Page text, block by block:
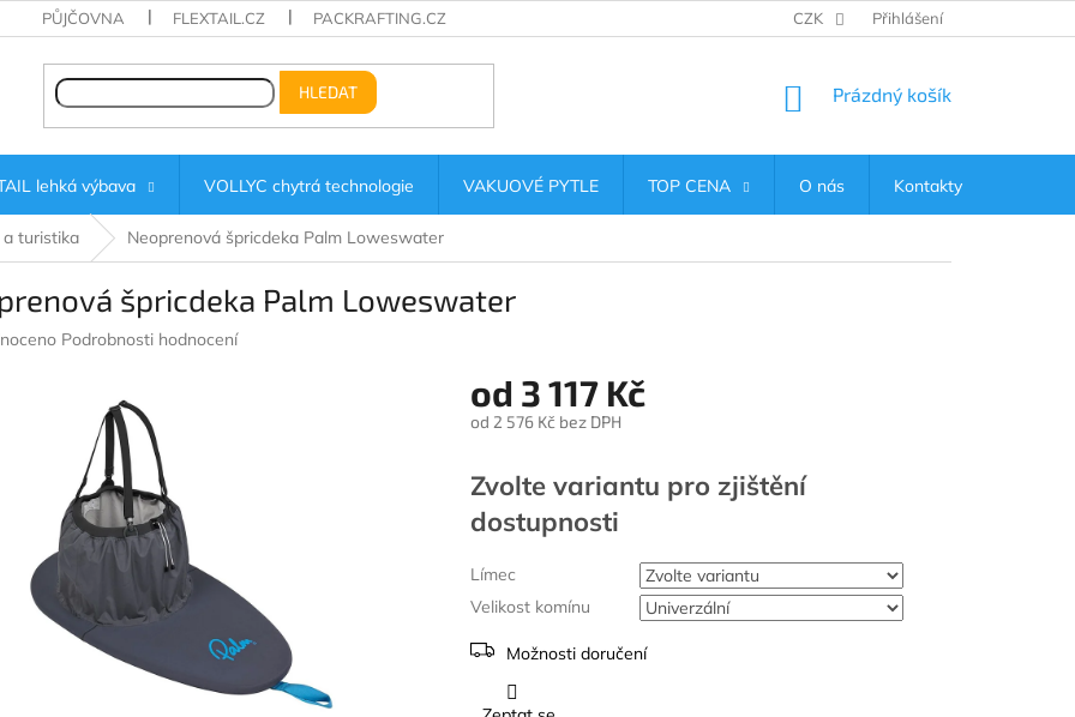
PŮJČOVNA FLEXTAIL.CZ PACKRAFTING.CZ CZK Přihlášení
HLEDAT
NÁKUPNÍ
Prázdný košík
lehká výbava VOLLYC chytrá technologie VAKUOVÉ PYTLE TOP CENA O nás Kontakty
a turistika Neoprenová špricdeka Palm Loweswater
špricdeka Palm Loweswater
Podrobnosti hodnocení
od 3 117 Kč
od 2 576 Kčbez DPH
cena:
Zvolte variantu
Límec
Velikost komínu
Možnosti doručení